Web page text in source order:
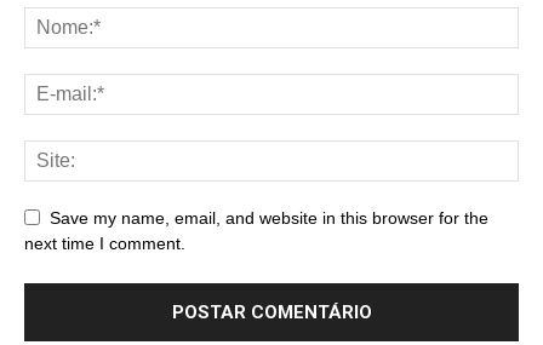
Save my name, email, and website in this browser for the
next time I comment.